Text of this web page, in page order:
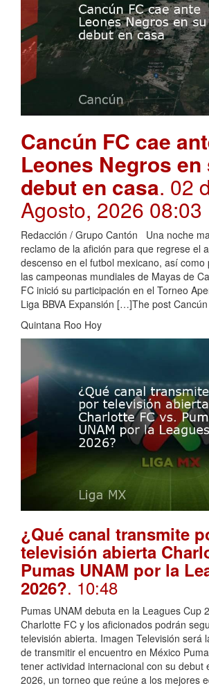
Cancún FC cae
Leones Negros en
debut en casa. 02
Agosto, 2026 08:03
Redacción / Grupo Cantón Una noche
reclamo de la afición para que regrese el
descenso en el futbol mexicano, así como
las campeonas mundiales de Mayas de
FC inició su participación en el Torneo
Liga BBVA Expansión […]The post
Quintana Roo Hoy
¿Qué canal transmite
televisión abierta
Pumas UNAM por la
2026?. 10:48
Pumas UNAM debuta en la Leagues Cup
Charlotte FC y los aficionados podrán
televisión abierta. Imagen Televisión será
de transmitir el encuentro en México
tener actividad internacional con su debut
2026, un torneo que reúne a los mejores